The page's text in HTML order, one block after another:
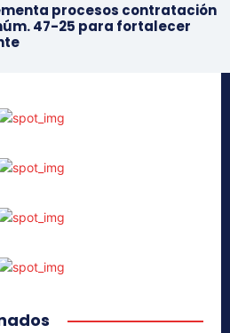
procesos contratación
47-25 para fortalecer